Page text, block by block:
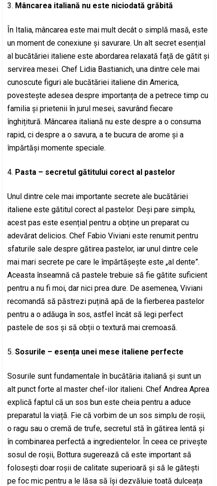
Mâncarea italiană nu este niciodată grăbită
În Italia, mâncarea este mai mult decât o simplă masă, este
un moment de conexiune și savurare. Un alt secret esențial
al bucătăriei italiene este abordarea relaxată față de gătit și
servirea mesei. Chef Lidia Bastianich, una dintre cele mai
cunoscute figuri ale bucătăriei italiene din America,
povestește adesea despre importanța de a petrece timp cu
familia și prietenii în jurul mesei, savurând fiecare
înghițitură. Mâncarea italiană nu este despre a o consuma
rapid, ci despre a o savura, a te bucura de arome și a
împărtăși momente speciale.
Pasta – secretul gătitului corect al pastelor
Unul dintre cele mai importante secrete ale bucătăriei
italiene este gătitul corect al pastelor. Deși pare simplu,
acest pas este esențial pentru a obține un preparat cu
adevărat delicios. Chef Fabio Viviani este renumit pentru
sfaturile sale despre gătirea pastelor, iar unul dintre cele
mai mari secrete pe care le împărtășește este „al dente”.
Aceasta înseamnă că pastele trebuie să fie gătite suficient
pentru a nu fi moi, dar nici prea dure. De asemenea, Viviani
recomandă să păstrezi puțină apă de la fierberea pastelor
pentru a o adăuga în sos, astfel încât să legi perfect
pastele de sos și să obții o textură mai cremoasă.
Sosurile – esența unei mese italiene perfecte
Sosurile sunt fundamentale în bucătăria italiană și sunt un
alt punct forte al master chef-ilor italieni. Chef Andrea Aprea
explică faptul că un sos bun este cheia pentru a aduce
preparatul la viață. Fie că vorbim de un sos simplu de roșii,
o ragu sau o cremă de trufe, secretul stă în gătirea lentă și
în combinarea perfectă a ingredientelor. În ceea ce privește
sosul de roșii, Bottura sugerează că este important să
folosești doar roșii de calitate superioară și să le gătești
pe foc mic pentru a le lăsa să își dezvăluie toată dulceața